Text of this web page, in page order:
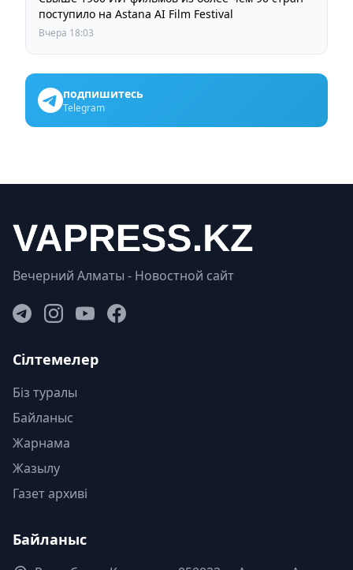
поступило на Astana AI Film Festival
Вчера 18:03
подпишитесь
Telegram
Вечерний Алматы - Новостной сайт
Сілтемелер
Біз туралы
Байланыс
Жарнама
Жазылу
Газет архиві
Байланыс